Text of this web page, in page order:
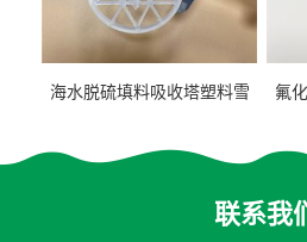
海水脱硫填料吸收塔塑料雪
氟
联系我